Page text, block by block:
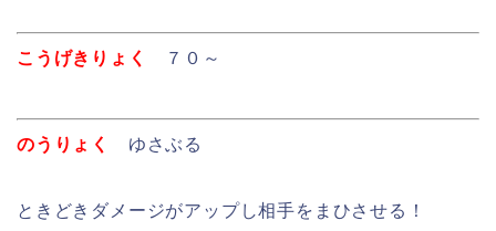
こうげきりょく ７０～
のうりょく ゆさぶる
ときどきダメージがアップし相手をまひさせる！